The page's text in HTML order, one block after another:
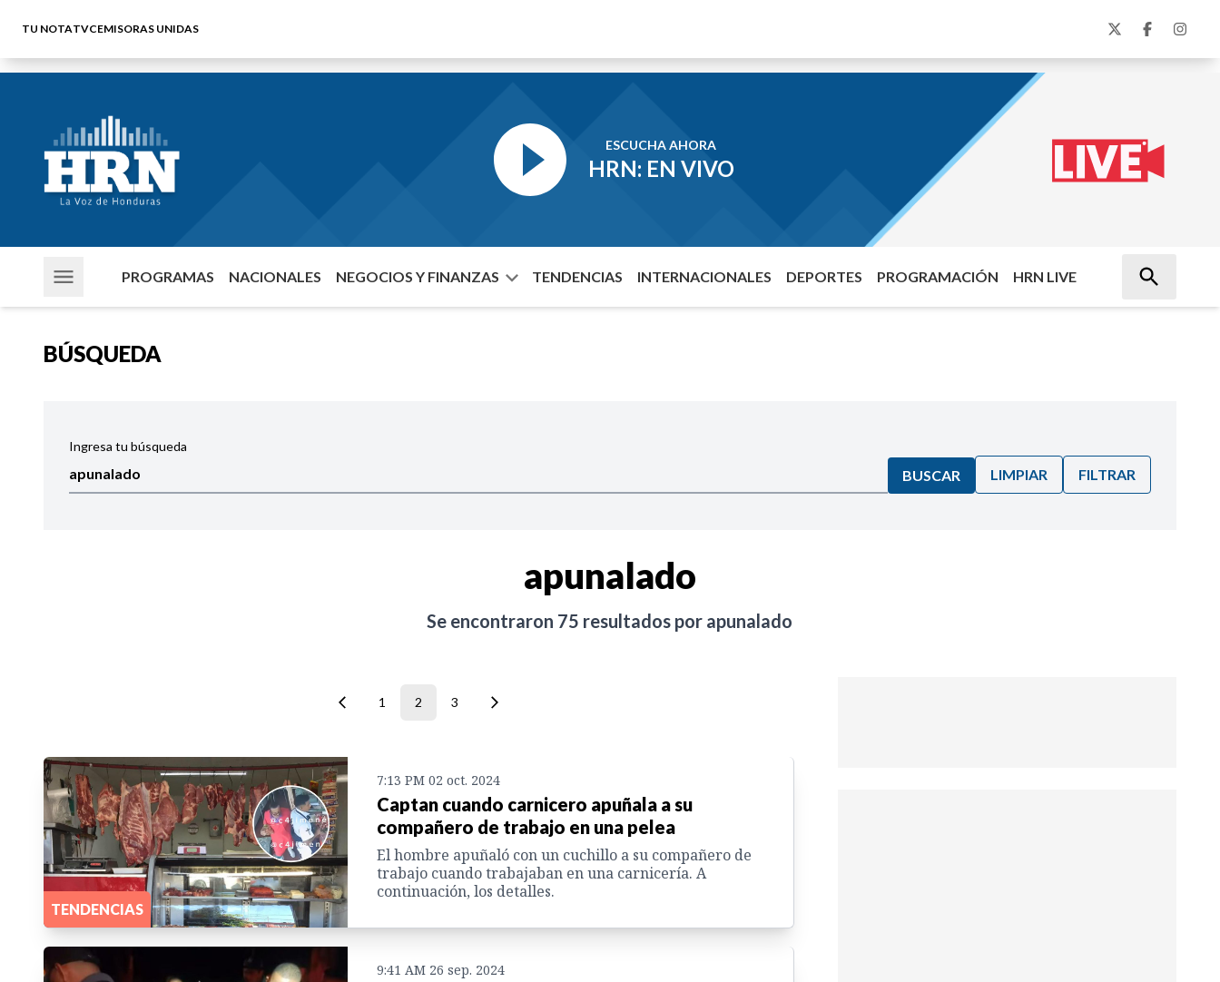
TU NOTATVCEMISORAS UNIDAS
ESCUCHA AHORA
HRN: EN VIVO
PROGRAMAS NACIONALES NEGOCIOS Y FINANZAS TENDENCIAS INTERNACIONALES DEPORTES PROGRAMACIÓN HRN LIVE
BÚSQUEDA
Ingresa tu búsqueda
BUSCAR LIMPIAR FILTRAR
apunalado
Se encontraron 75 resultados por apunalado
1 2 3
TENDENCIAS
7:13 PM 02 oct. 2024
Captan cuando carnicero apuñala a su
compañero de trabajo en una pelea
El hombre apuñaló con un cuchillo a su compañero de
trabajo cuando trabajaban en una carnicería. A
continuación, los detalles.
9:41 AM 26 sep. 2024